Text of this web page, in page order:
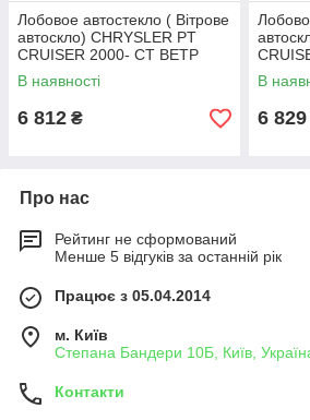
Лобовое автостекло ( Вітрове
автоскло) CHRYSLER PT
CRUISER 2000- СТ ВЕТР
ЗЛ+ИНК
В наявності
6 812 ₴
В
6 829
Про нас
Рейтинг не сформований
Менше 5 відгуків за останній рік
Працює з 05.04.2014
м. Київ
Степана Бандери 10Б, Київ,
Контакти